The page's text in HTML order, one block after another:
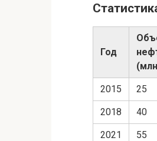
Год
2015 25
2018 40
2021 55